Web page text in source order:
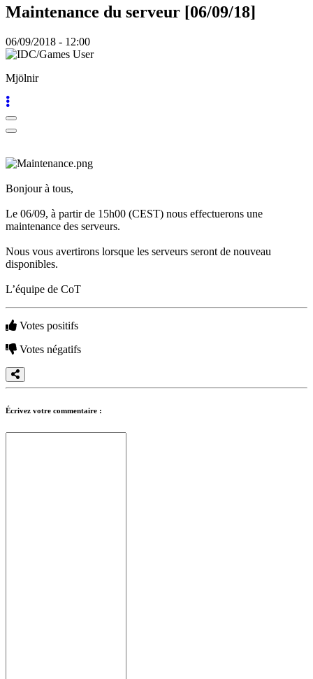
VI
JA
TH
KO
Le
Jeu
Gameplays
In-
Actualités
Médias
Boutique
Maintenance du serveur [06/09/18]
06/09/2018 - 12:00
Mjölnir
Bonjour à tous,
Le 06/09, à partir de 15h00 (CEST) nous effectuerons une
maintenance des serveurs.
Nous vous avertirons lorsque les serveurs seront de nouveau
disponibles.
L’équipe de CoT
Votes positifs
Votes négatifs
Écrivez votre commentaire :